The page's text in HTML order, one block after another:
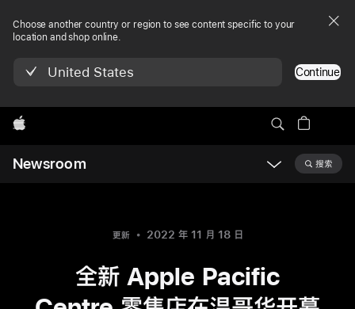
Choose another country or region to see content specific to your
location and shop online.
United States Continue
Apple
Newsroom 搜索
更新 2022 年 11 月 18 日
全新 Apple Pacific